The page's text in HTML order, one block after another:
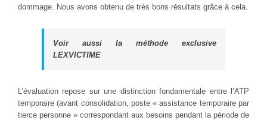
dommage. Nous avons obtenu de très bons résultats grâce à cela.
Voir aussi la méthode exclusive
LEXVICTIME
L’évaluation repose sur une distinction fondamentale entre l’ATP
temporaire (avant consolidation, poste « assistance temporaire par
tierce personne » correspondant aux besoins pendant la période de